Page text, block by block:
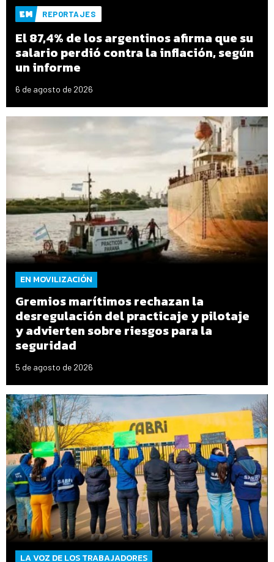
REPORTAJES
El 87,4% de los argentinos afirma que su
salario perdió contra la inflación, según
un informe
6 de agosto de 2026
EN MOVILIZACIÓN
Gremios marítimos rechazan la
desregulación del practicaje y pilotaje
y advierten sobre riesgos para la
seguridad
5 de agosto de 2026
LA VOZ DE LOS TRABAJADORES